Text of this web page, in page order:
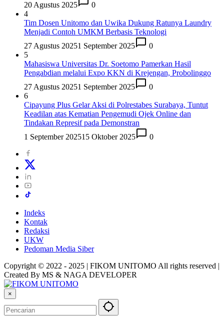
20 Agustus 2025
0
4
Tim Dosen Unitomo dan Uwika Dukung Ratunya Laundry
Menjadi Contoh UMKM Berbasis Teknologi
27 Agustus 20251 September 2025
0
5
Mahasiswa Universitas Dr. Soetomo Pamerkan Hasil
Pengabdian melalui Expo KKN di Krejengan, Probolinggo
27 Agustus 20251 September 2025
0
6
Cipayung Plus Gelar Aksi di Polrestabes Surabaya, Tuntut
Keadilan atas Kematian Pengemudi Ojek Online dan
Tindakan Represif pada Demonstran
1 September 202515 Oktober 2025 0
Indeks
Kontak
Redaksi
UKW
Pedoman Media Siber
Copyright © 2022 - 2025 | FIKOM UNITOMO All rights reserved |
Created By MS & NAGA DEVELOPER
×